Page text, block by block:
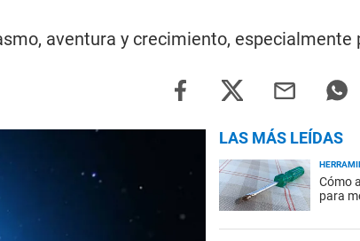
aventura y crecimiento,
LAS MÁS LEÍDAS
Cómo
para